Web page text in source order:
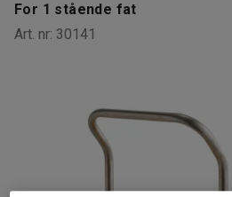
For 1 stående fat
Art. nr: 30141